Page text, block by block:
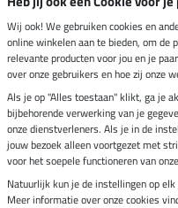
Verzending per
Veilig betalen met
Wij ook! We gebruiken cookies en
online winkelen aan te bieden, om
relevante producten voor jou en je
over onze gebruikers en hoe zij onze
Als je op "Alles toestaan" klikt, ga je
bijbehorende verwerking van je
onze dienstverleners. Als je in de
jouw bezoek alleen voortgezet met
voor het soepele functioneren van
Natuurlijk kun je de instellingen op
Meer informatie over onze cookies